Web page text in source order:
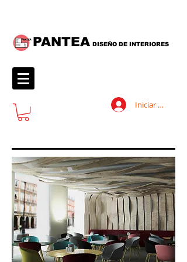
PANTEA DISEÑO DE INTERIORES
Iniciar sesión